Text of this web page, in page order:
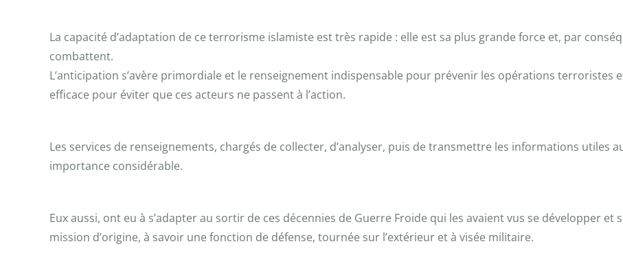
La capacité d’adaptation de ce terrorisme islamiste est très rapide : elle est sa plus grande force et, par
combattent.
L’anticipation s’avère primordiale et le renseignement indispensable pour prévenir les opérations terroristes
efficace pour éviter que ces acteurs ne passent à l’action.
Les services de renseignements, chargés de collecter, d’analyser, puis de transmettre les informations utiles
importance considérable.
Eux aussi, ont eu à s’adapter au sortir de ces décennies de Guerre Froide qui les avaient vus se développer
mission d’origine, à savoir une fonction de défense, tournée sur l’extérieur et à visée militaire.